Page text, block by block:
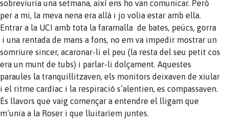
sobreviuria una setmana, així ens ho van comunicar. Però
per a mi, la meva nena era allà i jo volia estar amb ella.
Entrar a la UCI amb tota la faramalla de bates, peücs, gorra
i una rentada de mans a fons, no em va impedir mostrar un
somriure sincer, acaronar-li el peu (la resta del seu petit cos
era un munt de tubs) i parlar-li dolçament. Aquestes
paraules la tranquil·litzaven, els monitors deixaven de xiular
i el ritme cardíac i la respiració s’alentien, es compassaven.
És llavors que vaig començar a entendre el lligam que
m’unia a la Roser i que lluitaríem juntes.